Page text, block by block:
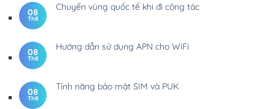
08
Th8
Chuyển vùng quốc tế khi đi công tác
08
Th8
Hướng dẫn sử dụng APN cho WiFi
08
Th8
Tính năng bảo mật SIM và PUK